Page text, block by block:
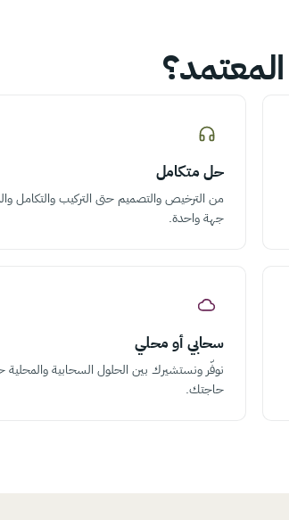
حل متكامل
من الترخيص والتصميم حتى التركيب والتكامل
جهة واحدة.
سحابي أو محلي
نوفّر ونستشيرك بين الحلول السحابية
حاجتك.